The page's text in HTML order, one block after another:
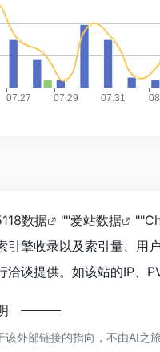
数据 ""爱站数据 ""
擎收录以及索引量、用
谈提供。如该站的IP、
外部链接的指向，不由AI